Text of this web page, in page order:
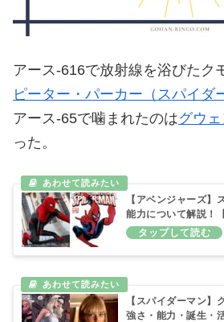
アース‐616で放射線を浴びたク
ピーター・パーカー（スパイダ
アース‐65で噛まれたのはグウ
った。
【アベンジャーズ】
能力について解説！
【スパイダーマン】
強さ・能力・誕生・